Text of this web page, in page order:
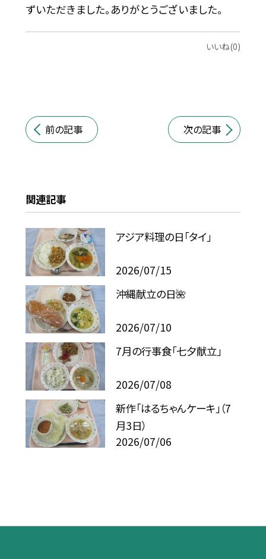
ずいただきました。ありがとうございました。
いいね(0)
前の記事 次の記事
関連記事
アジア料理の日「タイ」
2026/07/15
沖縄献立の日🌺
2026/07/10
7月の行事食「七夕献立」
2026/07/08
新作「はるちゃんケーキ」（7
月3日）
2026/07/06